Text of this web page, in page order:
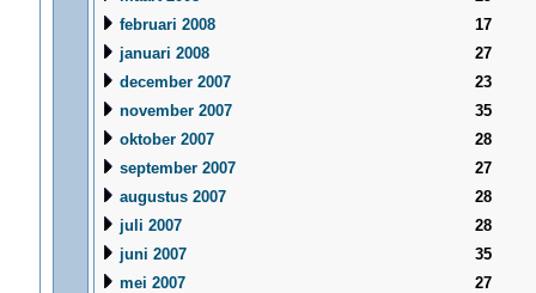
februari 2008
17
januari 2008
27
december 2007
23
november 2007
35
oktober 2007
28
september 2007
27
augustus 2007
28
juli 2007
28
juni 2007
35
mei 2007
27